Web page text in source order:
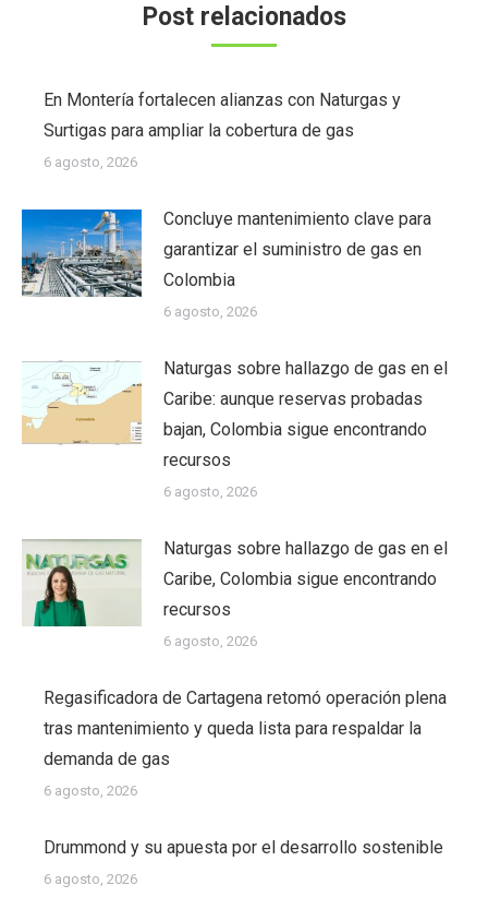
Post relacionados
En Montería fortalecen alianzas con Naturgas y
Surtigas para ampliar la cobertura de gas
6 agosto, 2026
Concluye mantenimiento clave para
garantizar el suministro de gas en
Colombia
6 agosto, 2026
Naturgas sobre hallazgo de gas en el
Caribe: aunque reservas probadas
bajan, Colombia sigue encontrando
recursos
6 agosto, 2026
Naturgas sobre hallazgo de gas en el
Caribe, Colombia sigue encontrando
recursos
6 agosto, 2026
Regasificadora de Cartagena retomó operación plena
tras mantenimiento y queda lista para respaldar la
demanda de gas
6 agosto, 2026
Drummond y su apuesta por el desarrollo sostenible
6 agosto, 2026